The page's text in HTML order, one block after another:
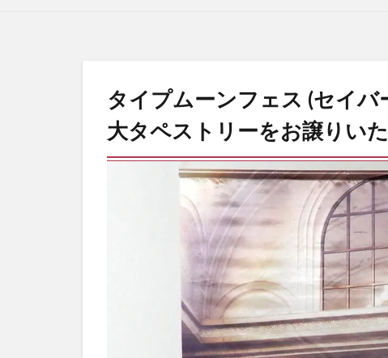
タイプムーンフェス (セイ
大タペストリーをお譲りい